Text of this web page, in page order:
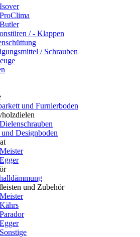
Isover
ProClima
Butler
/ - Klappen
/ Schrauben
und Furnierboden
Dielenschrauben
Designboden
Meister
Egger
und Zubehör
Meister
Kährs
Parador
Egger
Sonstige